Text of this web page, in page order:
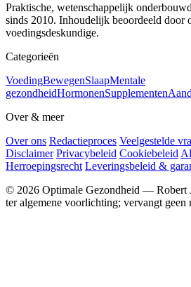
Praktische, wetenschappelijk
sinds 2010. Inhoudelijk beoordeeld door
voedingsdeskundige.
Categorieën
VoedingBewegenSlaapMentale
gezondheidHormonenSupplementen
Over & meer
Over ons Redactieproces Veelgestelde
Disclaimer Privacybeleid Cookiebeleid
Herroepingsrecht Leveringsbeleid &
© 2026 Optimale Gezondheid — Robert
ter algemene voorlichting; vervangt geen